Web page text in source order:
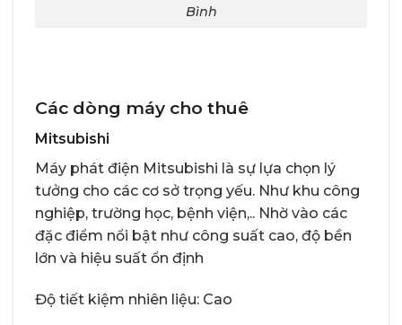
Bình
Các dòng máy cho thuê
Mitsubishi
Máy phát điện Mitsubishi là sự lựa chọn lý
tưởng cho các cơ sở trọng yếu. Như khu công
nghiệp, trường học, bệnh viện,.. Nhờ vào các
đặc điểm nổi bật như công suất cao, độ bền
lớn và hiệu suất ổn định
Độ tiết kiệm nhiên liệu: Cao